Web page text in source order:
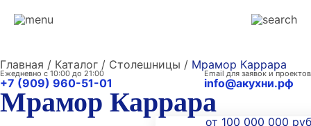
Главная / Каталог / Столешницы / Мрамор Каррара
Ежедневно с 10:00 до 21:00
+7 (909) 960-51-01
Email для заявок и проектов
info@акухни.рф
Мрамор Каррара
от 100 000 000